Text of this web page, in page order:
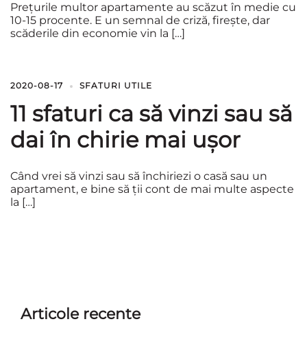
Prețurile multor apartamente au scăzut în medie cu
10-15 procente. E un semnal de criză, firește, dar
scăderile din economie vin la […]
2020-08-17 SFATURI UTILE
11 sfaturi ca să vinzi sau să
dai în chirie mai ușor
Când vrei să vinzi sau să închiriezi o casă sau un
apartament, e bine să ții cont de mai multe aspecte
la […]
Articole recente